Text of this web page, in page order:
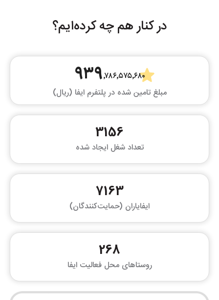
در کنار هم چه کرده‌ایم؟
۹۳۹٬۷۸۶٬۵۷۵٬۶۸۰
مبلغ تامین شده در پلتفرم ایفا (ریال)
3156
تعداد شغل ایجاد شده
7163
ایفایاران (حمایت‌کنندگان)
268
روستاهای محل فعالیت ایفا